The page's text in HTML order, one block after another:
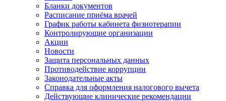
Бланки документов
Расписание приёма врачей
График работы кабинета физиотерапии
Контролирующие организации
Акции
Новости
Защита персональных данных
Противодействие коррупции
Законодательные акты
Справка для оформления налогового вычета
Действующие клинические рекомендации